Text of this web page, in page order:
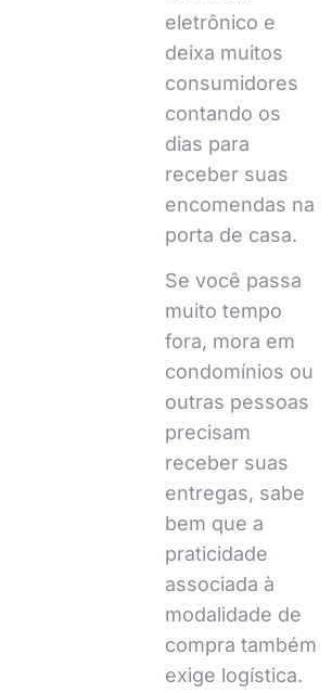
eletrônico e
deixa muitos
consumidores
contando os
dias para
receber suas
encomendas na
porta de casa.
Se você passa
muito tempo
fora, mora em
condomínios ou
outras pessoas
precisam
receber suas
entregas, sabe
bem que a
praticidade
associada à
modalidade de
compra também
exige logística.